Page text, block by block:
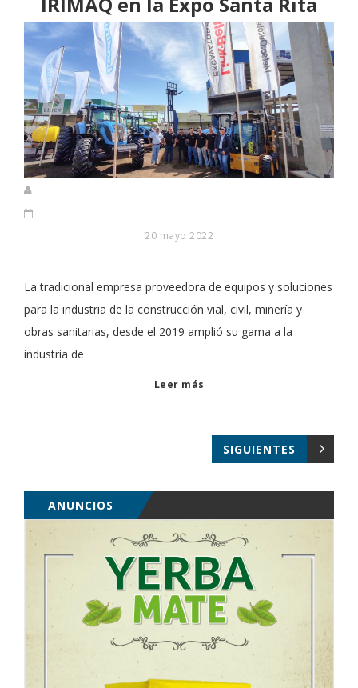
20 mayo 2022
La tradicional empresa proveedora de equipos y soluciones
para la industria de la construcción vial, civil, minería y
obras sanitarias, desde el 2019 amplió su gama a la
industria de
Leer más
SIGUIENTES
ANUNCIOS